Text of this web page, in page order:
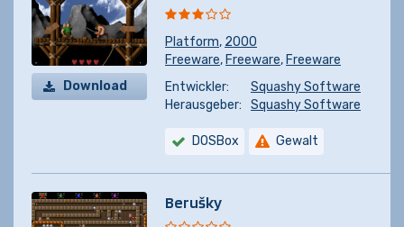
Download
Platform, 2000
Freeware, Freeware, Freeware
Entwickler:
Squashy Software
Herausgeber:
Squashy Software
DOSBox Gewalt
Berušky